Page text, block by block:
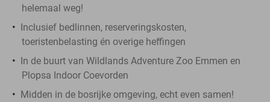
helemaal weg!
Inclusief bedlinnen, reserveringskosten,
toeristenbelasting én overige heffingen
In de buurt van Wildlands Adventure Zoo Emmen en
Plopsa Indoor Coevorden
Midden in de bosrijke omgeving, echt even samen!